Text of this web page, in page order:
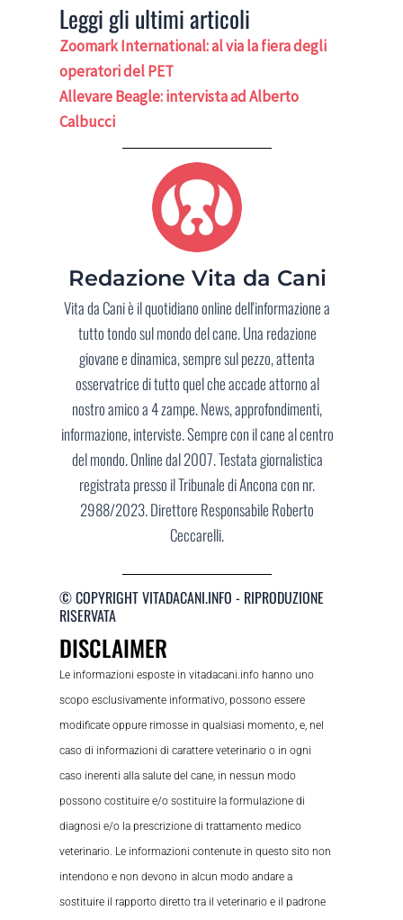
Leggi gli ultimi articoli
Zoomark International: al via la fiera degli
operatori del PET
Allevare Beagle: intervista ad Alberto
Calbucci
Redazione Vita da Cani
Vita da Cani è il quotidiano online dell'informazione a
tutto tondo sul mondo del cane. Una redazione
giovane e dinamica, sempre sul pezzo, attenta
osservatrice di tutto quel che accade attorno al
nostro amico a 4 zampe. News, approfondimenti,
informazione, interviste. Sempre con il cane al centro
del mondo. Online dal 2007. Testata giornalistica
registrata presso il Tribunale di Ancona con nr.
2988/2023. Direttore Responsabile Roberto
Ceccarelli.
© COPYRIGHT VITADACANI.INFO - RIPRODUZIONE
RISERVATA
DISCLAIMER
Le informazioni esposte in vitadacani.info hanno uno
scopo esclusivamente informativo, possono essere
modificate oppure rimosse in qualsiasi momento, e, nel
caso di informazioni di carattere veterinario o in ogni
caso inerenti alla salute del cane, in nessun modo
possono costituire e/o sostituire la formulazione di
diagnosi e/o la prescrizione di trattamento medico
veterinario. Le informazioni contenute in questo sito non
intendono e non devono in alcun modo andare a
sostituire il rapporto diretto tra il veterinario e il padrone